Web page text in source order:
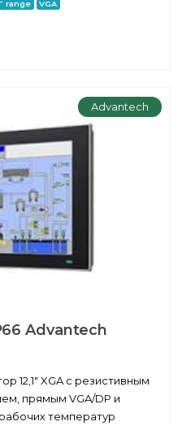
range VGA
Advantech
Advantech
12,1" XGA с резистивным
прямым VGA/DP и
температур